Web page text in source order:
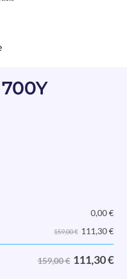
0,00€
159,00 € 111,30€
159,00 € 111,30€